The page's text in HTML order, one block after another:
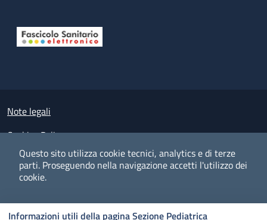
Questo sito utilizza cookie tecnici, analytics e di terze
parti. Proseguendo nella navigazione accetti l'utilizzo dei
cookie.
Informazioni utili della pagina Sezione Pediatrica
Small prints
Note legali
Cookies Policy
Policy privacy e protezione del dato personale
Albo pretorio on-line
Dichiarazione di accessibilità